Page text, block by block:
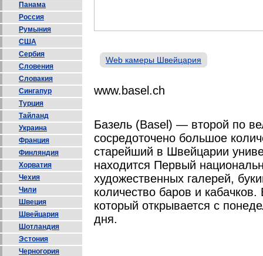
Панама
Россия
Румыния
США
Сербия
Словения
Словакия
Сингапур
Турция
Тайланд
Украина
Франция
Финляндия
Хорватия
Чехия
Чили
Швеция
Швейцария
Шотландия
Эстония
Черногория
Web камеры Швейцария
www.basel.ch
Базель (Basel) — второй по
сосредоточено большое
старейший в Швейцарии
находится Первый
художественных галерей,
количество баров и
который открывается с
дня.